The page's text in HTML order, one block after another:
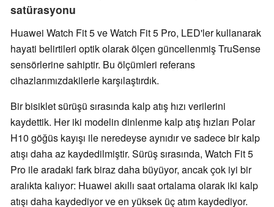
satürasyonu
Huawei Watch Fit 5 ve Watch Fit 5 Pro, LED'ler kullanarak
hayati belirtileri optik olarak ölçen güncellenmiş TruSense
sensörlerine sahiptir. Bu ölçümleri referans
cihazlarımızdakilerle karşılaştırdık.
Bir bisiklet sürüşü sırasında kalp atış hızı verilerini
kaydettik. Her iki modelin dinlenme kalp atış hızları Polar
H10 göğüs kayışı ile neredeyse aynıdır ve sadece bir kalp
atışı daha az kaydedilmiştir. Sürüş sırasında, Watch Fit 5
Pro ile aradaki fark biraz daha büyüyor, ancak çok iyi bir
aralıkta kalıyor: Huawei akıllı saat ortalama olarak iki kalp
atışı daha kaydediyor ve en yüksek üç atım kaydediyor.